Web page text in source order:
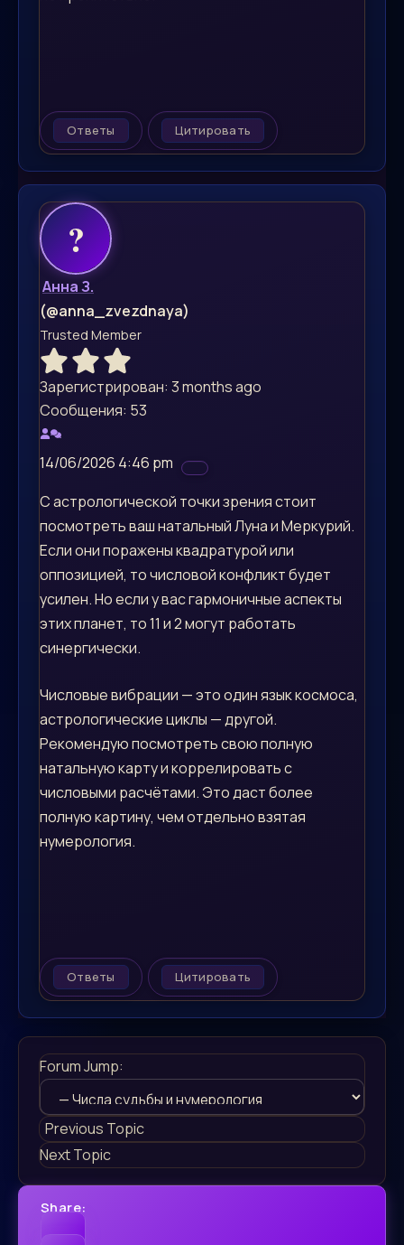
Ответы Цитировать
Анна З.
(@anna_zvezdnaya)
Trusted Member
Зарегистрирован: 3 months ago
Сообщения: 53
14/06/2026 4:46 pm
С астрологической точки зрения стоит
посмотреть ваш натальный Луна и Меркурий.
Если они поражены квадратурой или
оппозицией, то числовой конфликт будет
усилен. Но если у вас гармоничные аспекты
этих планет, то 11 и 2 могут работать
синергически.
Числовые вибрации — это один язык космоса,
астрологические циклы — другой.
Рекомендую посмотреть свою полную
натальную карту и коррелировать с
числовыми расчётами. Это даст более
полную картину, чем отдельно взятая
нумерология.
Ответы Цитировать
Forum Jump:
Previous Topic
Next Topic
Share: